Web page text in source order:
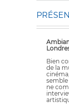
Bien
de la
ne